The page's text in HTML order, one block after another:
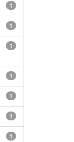
1
1
1
1
1
1
1